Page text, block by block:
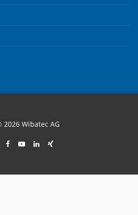
2026 Wibatec AG